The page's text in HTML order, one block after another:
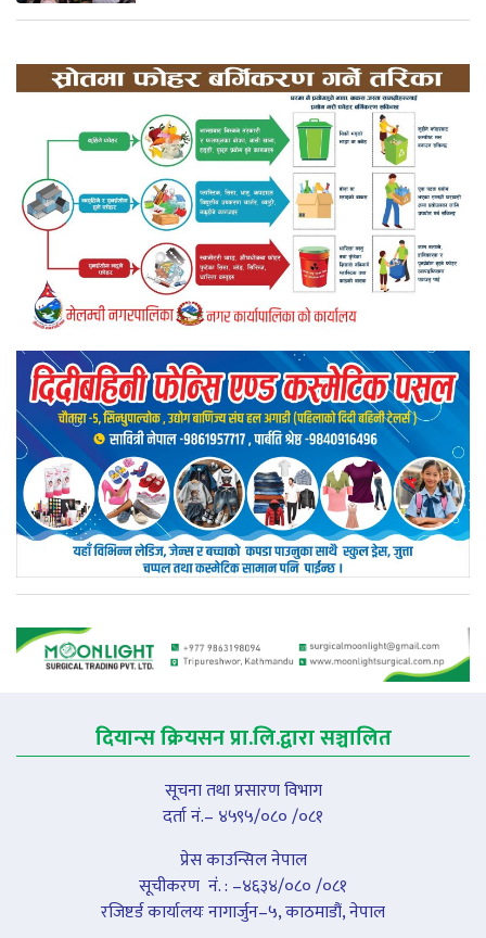
दियान्स क्रियसन प्रा.लि.द्वारा सञ्चालित
सूचना तथा प्रसारण विभाग
दर्ता नं.– ४५९५/०८० /०८१
प्रेस काउन्सिल नेपाल
सूचीकरण नंं. : –४६३४/०८० /०८१
रजिष्टर्ड कार्यालयः नागार्जुन–५, काठमाडौं, नेपाल